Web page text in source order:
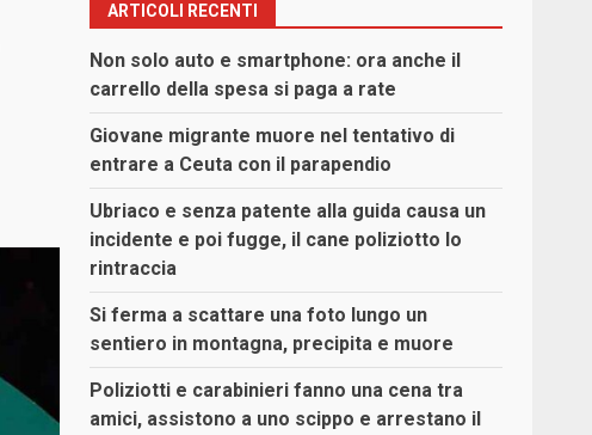
ARTICOLI RECENTI
Non solo auto e smartphone: ora anche il
carrello della spesa si paga a rate
Giovane migrante muore nel tentativo di
entrare a Ceuta con il parapendio
Ubriaco e senza patente alla guida causa un
incidente e poi fugge, il cane poliziotto lo
rintraccia
Si ferma a scattare una foto lungo un
sentiero in montagna, precipita e muore
Poliziotti e carabinieri fanno una cena tra
amici, assistono a uno scippo e arrestano il